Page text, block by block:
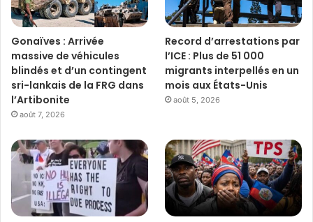
Gonaïves : Arrivée
massive de véhicules
blindés et d’un contingent
sri-lankais de la FRG dans
l’Artibonite
août 7, 2026
Record d’arrestations par
l’ICE : Plus de 51 000
migrants interpellés en un
mois aux États-Unis
août 5, 2026